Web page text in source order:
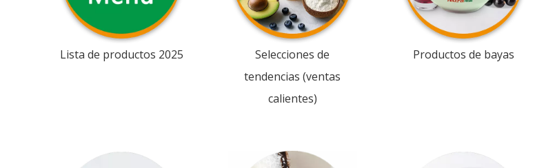
Lista de productos 2025
Selecciones de
tendencias (ventas
calientes)
Productos de bayas